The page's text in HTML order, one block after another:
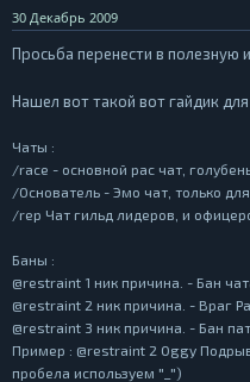
30 Декабрь 2009
Просьба перенести в полезную
Нашел вот такой вот гайдик
Чаты :
/race - основной рас чат,
/Основатель - Эмо чат, только
/rep Чат гильд лидеров, и
Баны :
@restraint 1 ник причина. - Бан
@restraint 2 ник причина. - Враг
@restraint 3 ник причина. - Бан
Пример : @restraint 2 0ggy
пробела используем "_")